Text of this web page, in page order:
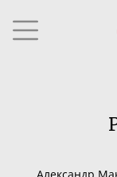
Александр